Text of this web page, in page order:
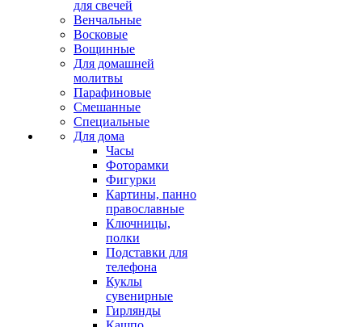
для свечей
Венчальные
Восковые
Вощинные
Для домашней
молитвы
Парафиновые
Смешанные
Специальные
Для дома
Часы
Фоторамки
Фигурки
Картины, панно
православные
Ключницы,
полки
Подставки для
телефона
Куклы
сувенирные
Гирлянды